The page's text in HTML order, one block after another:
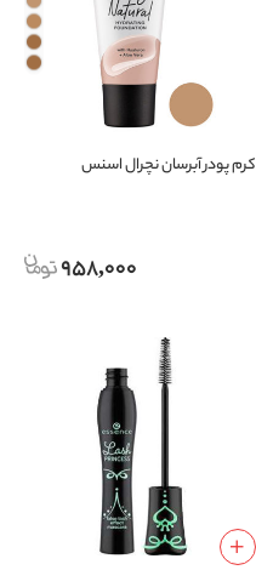
کرم پودر آبرسان نچرال اسنس
958,000